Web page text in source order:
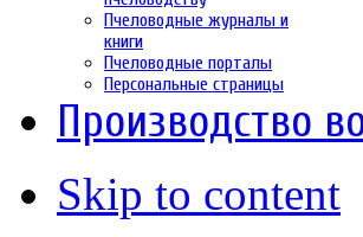
Пчеловодные журналы и
книги
Пчеловодные порталы
Персональные страницы
Производство
Skip to content